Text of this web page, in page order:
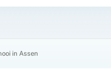
in Assen